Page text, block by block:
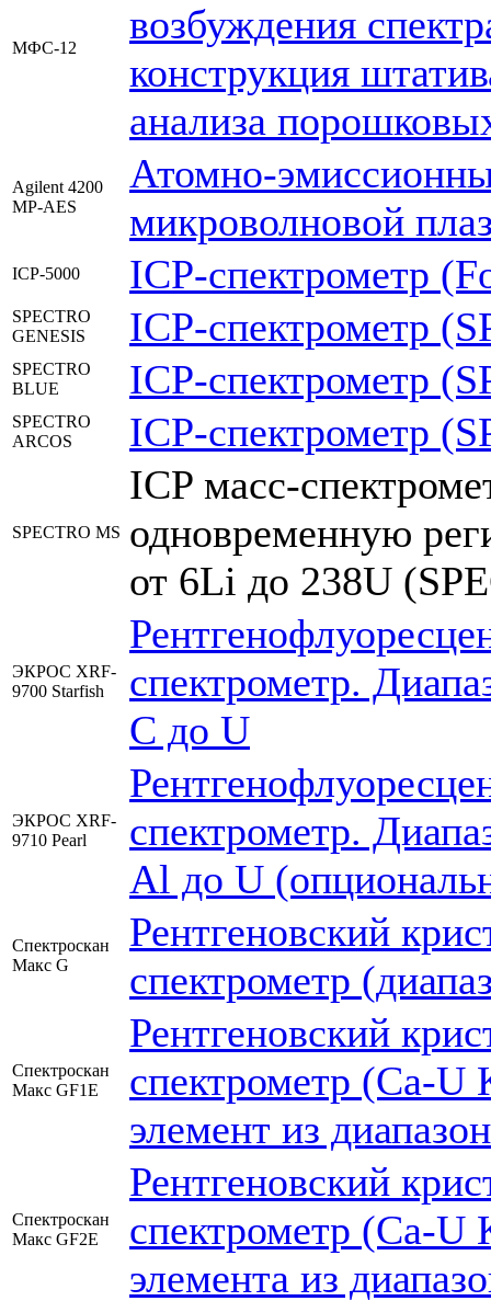
МФС-12
возбуждения
конструкция
анализа
Agilent 4200
MP-AES
Атомно-
микроволновой
ICP-5000 ICP-спектрометр
SPECTRO
GENESIS
ICP-спектрометр
SPECTRO
BLUE
ICP-спектрометр
SPECTRO
ARCOS
ICP-спектрометр
SPECTRO MS
ICP масс-
одновременную
от 6Li до 238U
ЭКРОС XRF-
9700 Starfish
спектрометр.
C до U
ЭКРОС XRF-
9710 Pearl
спектрометр.
Al до U
Спектроскан
Макс G
Рентгеновский
спектрометр
Спектроскан
Макс GF1E
Рентгеновский
спектрометр (Ca-
элемент из
Спектроскан
Макс GF2E
Рентгеновский
спектрометр (Ca-
элемента из